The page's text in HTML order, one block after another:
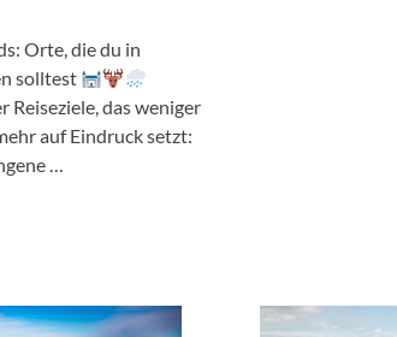
Orte, die du in
solltest
Reiseziele, das weniger
auf Eindruck setzt:
…